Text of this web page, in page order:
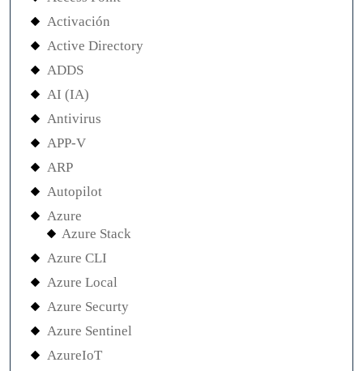
Activación
Active Directory
ADDS
AI (IA)
Antivirus
APP-V
ARP
Autopilot
Azure
Azure Stack
Azure CLI
Azure Local
Azure Securty
Azure Sentinel
AzureIoT